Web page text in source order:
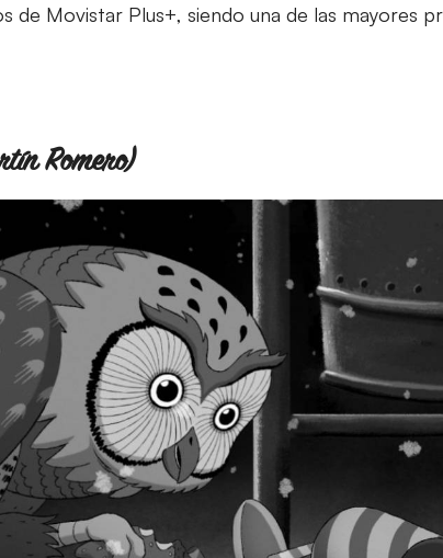
de Movistar Plus+, siendo una de las mayores
Romero)